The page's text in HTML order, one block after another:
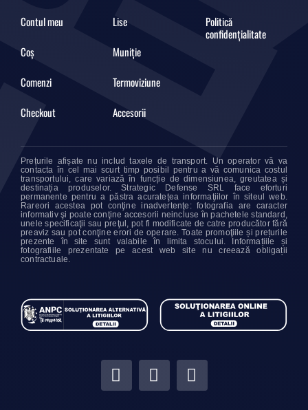
Contul meu
Coș
Comenzi
Checkout
Lise
Muniție
Termoviziune
Accesorii
Politică
confidențialitate
Prețurile afișate nu includ taxele de transport. Un operator vă va
contacta în cel mai scurt timp posibil pentru a vă comunica costul
transportului, care variază în funcție de dimensiunea, greutatea și
destinația produselor. Strategic Defense SRL face eforturi
permanente pentru a păstra acurateţea informaţiilor în siteul web.
Rareori acestea pot conţine inadvertenţe: fotografia are caracter
informativ şi poate conţine accesorii neincluse în pachetele standard,
unele specificaţii sau preţul, pot fi modificate de catre producător fără
preaviz sau pot conţine erori de operare. Toate promoţiile și prețurile
prezente în site sunt valabile în limita stocului. Informațiile și
fotografiile prezentate pe acest web site nu creează obligații
contractuale.